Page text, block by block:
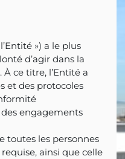
») a le plus
d’agir dans la
ce titre, l’Entité a
et des protocoles
engagements
toutes les personnes
ainsi que celle